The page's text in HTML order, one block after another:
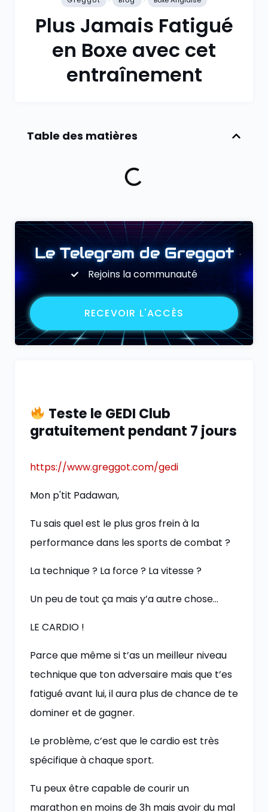
Plus Jamais Fatigué
en Boxe avec cet
entraînement
Teste le GEDI Club
gratuitement pendant 7 jours
https://www.greggot.com/gedi
Mon p'tit Padawan,
Tu sais quel est le plus gros frein à la
performance dans les sports de combat ?
La technique ? La force ? La vitesse ?
Un peu de tout ça mais y’a autre chose…
LE CARDIO !
Parce que même si t’as un meilleur niveau
technique que ton adversaire mais que t’es
fatigué avant lui, il aura plus de chance de te
dominer et de gagner.
Le problème, c’est que le cardio est très
spécifique à chaque sport.
Tu peux être capable de courir un
marathon en moins de 3h mais avoir du mal
Table des matières
Le Telegram de Greggot
Rejoins la communauté
RECEVOIR L'ACCÈS